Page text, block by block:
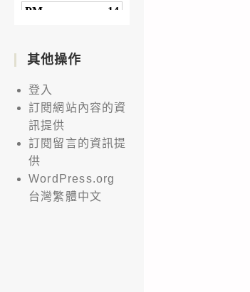
其他操作
登入
訂閱網站內容的資
訊提供
訂閱留言的資訊提
供
WordPress.org
台灣繁體中文